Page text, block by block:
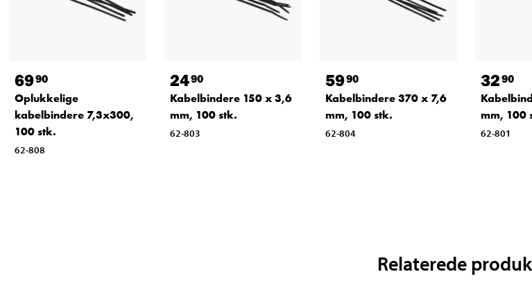
6990
Oplukkelige
kabelbindere 7,3x300,
100 stk.
62-808
2490
Kabelbindere 150 x 3,6
mm, 100 stk.
62-803
5990
Kabelbindere 370 x 7,6
mm, 100 stk.
62-804
3290
mm, 100
62-801
Relaterede